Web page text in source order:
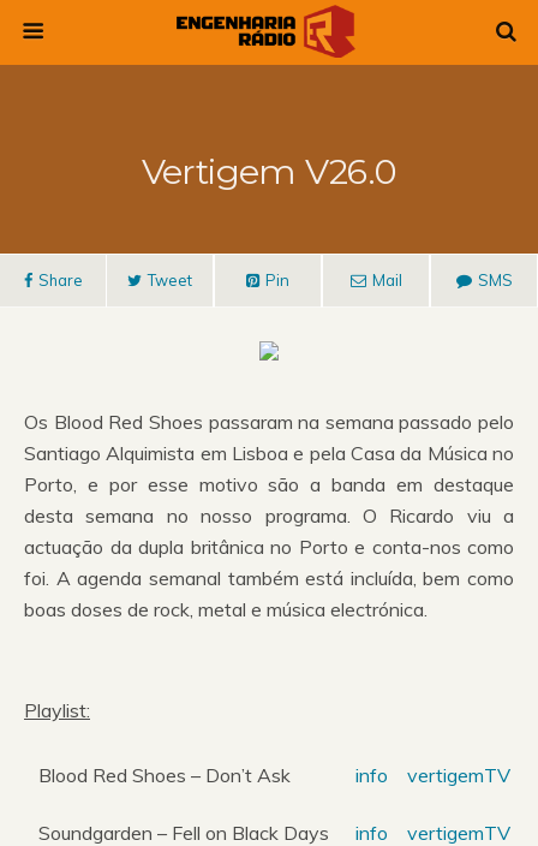
Vertigem V26.0
Share Tweet Pin Mail SMS
Os Blood Red Shoes passaram na semana passado pelo
Santiago Alquimista em Lisboa e pela Casa da Música no
Porto, e por esse motivo são a banda em destaque
desta semana no nosso programa. O Ricardo viu a
actuação da dupla britânica no Porto e conta-nos como
foi. A agenda semanal também está incluída, bem como
boas doses de rock, metal e música electrónica.
Playlist:
Blood Red Shoes – Don’t Ask info vertigemTV
Soundgarden – Fell on Black Days info vertigemTV